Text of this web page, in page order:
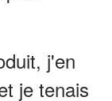
j'en
je tenais